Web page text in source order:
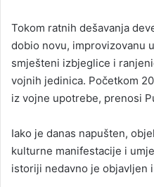
Tokom ratnih dešavanja
dobio novu, improvizovanu
smješteni izbjeglice i
vojnih jedinica. Početkom
iz vojne upotrebe, prenosi
Iako je danas napušten,
kulturne manifestacije i
istoriji nedavno je objavljen